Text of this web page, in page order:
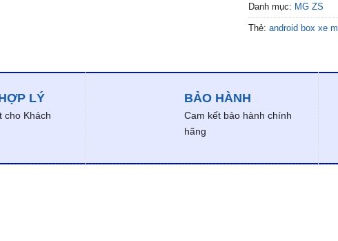
Danh mục: MG ZS
Thẻ: android box xe
LÝ
cho Khách
BẢO HÀNH
Cam kết bảo hành chính
hãng